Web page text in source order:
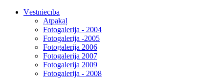
Vēstniecība
Atpakaļ
Fotogalerija - 2004
Fotogalerija -2005
Fotogalerija 2006
Fotogalerija 2007
Fotogalerija 2009
Fotogalerija - 2008